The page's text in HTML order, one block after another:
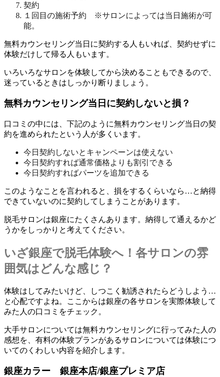
契約
１回目の施術予約 ※サロンによっては当日施術が可
能。
無料カウンセリング当日に契約する人もいれば、契約せずに
体験だけして帰る人もいます。
いろいろなサロンを体験してから決めることもできるので、
迷っているときはしっかり断りましょう。
無料カウンセリング当日に契約しないと損？
口コミの中には、下記のように無料カウンセリング当日の契
約を進められたという人が多くいます。
今日契約しないとキャンペーンは使えない
今日契約すれば通常価格よりも割引できる
今日契約すればパーツを追加できる
このようなことを言われると、損をするくらいなら…と納得
できていないのに契約してしまうことがあります。
脱毛サロンは銀座にたくさんあります。 納得して通えるかど
うかをしっかりと考えてください。
いざ銀座で脱毛体験へ！各サロンの雰
囲気はどんな感じ？
体験はしてみたいけど、しつこく勧誘されたらどうしよう…
と心配ですよね。ここからは銀座の各サロンを実際体験して
みた人の口コミをチェック。
大手サロンについては無料カウンセリングに行ってみた人の
感想を、有料の体験プランがあるサロンについては体験につ
いてのくわしい内容を紹介します。
銀座カラー 銀座本店/銀座プレミア店